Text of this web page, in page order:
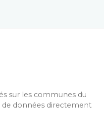
sur les communes du
de données directement